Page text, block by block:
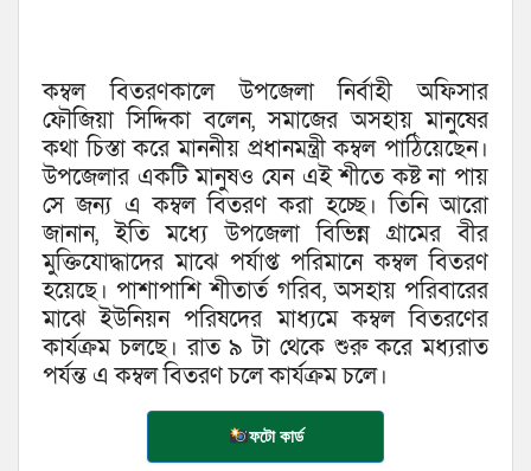
কম্বল বিতরণকালে উপজেলা নির্বাহী অফিসার
ফৌজিয়া সিদ্দিকা বলেন, সমাজের অসহায় মানুষের
কথা চিস্তা করে মাননীয় প্রধানমন্ত্রী কম্বল পাঠিয়েছেন।
উপজেলার একটি মানুষও যেন এই শীতে কষ্ট না পায়
সে জন্য এ কম্বল বিতরণ করা হচ্ছে। তিনি আরো
জানান, ইতি মধ্যে উপজেলা বিভিন্ন গ্রামের বীর
মুক্তিযোদ্ধাদের মাঝে পর্যাপ্ত পরিমানে কম্বল বিতরণ
হয়েছে। পাশাপাশি শীতার্ত গরিব, অসহায় পরিবারের
মাঝে ইউনিয়ন পরিষদের মাধ্যমে কম্বল বিতরণের
কার্যক্রম চলছে। রাত ৯ টা থেকে শুরু করে মধ্যরাত
পর্যন্ত এ কম্বল বিতরণ চলে কার্যক্রম চলে।
ফটো কার্ড